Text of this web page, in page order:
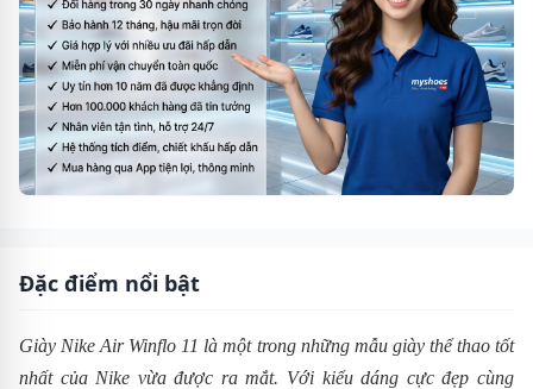
Đặc điểm nổi bật
Giày Nike Air Winflo 11 là một trong những mẫu giày thể thao tốt
nhất của Nike vừa được ra mắt. Với kiểu dáng cực đẹp cùng